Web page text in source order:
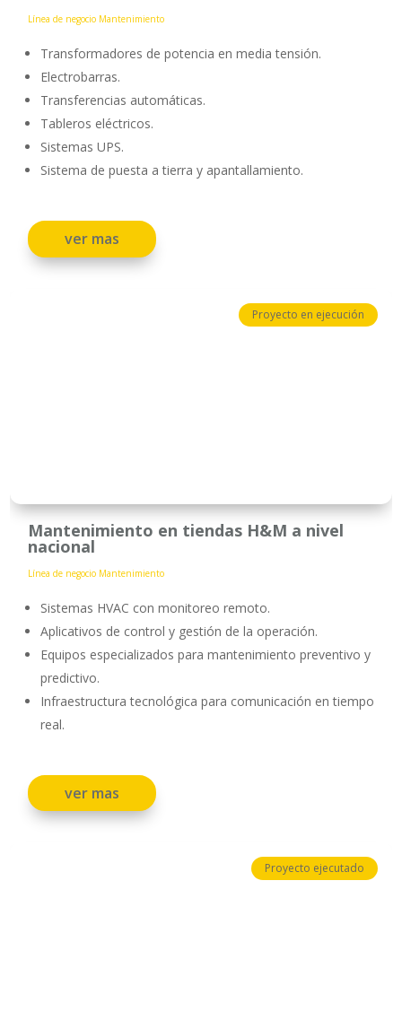
Línea de negocio Mantenimiento
Transformadores de potencia en media tensión.
Electrobarras.
Transferencias automáticas.
Tableros eléctricos.
Sistemas UPS.
Sistema de puesta a tierra y apantallamiento.
ver mas
Proyecto en ejecución
Mantenimiento en tiendas H&M a nivel
nacional
Línea de negocio Mantenimiento
Sistemas HVAC con monitoreo remoto.
Aplicativos de control y gestión de la operación.
Equipos especializados para mantenimiento preventivo y
predictivo.
Infraestructura tecnológica para comunicación en tiempo
real.
ver mas
Proyecto ejecutado